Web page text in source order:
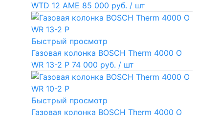
WTD 12 AME 85 000 руб. / шт
Быстрый просмотр
Газовая колонка BOSCH Therm 4000 O
WR 13-2 P 74 000 руб. / шт
Быстрый просмотр
Газовая колонка BOSCH Therm 4000 O